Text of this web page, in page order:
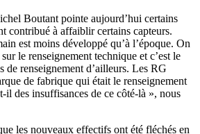
Boutant pointe aujourd’hui certains
contribué à affaiblir certains capteurs.
est moins développé qu’à l’époque. On
le renseignement technique et c’est le
de renseignement d’ailleurs. Les RG
de fabrique qui était le renseignement
il des insuffisances de ce côté-là », nous
les nouveaux effectifs ont été fléchés en